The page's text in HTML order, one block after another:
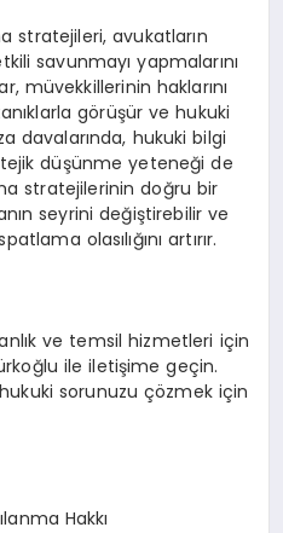
stratejileri, avukatların
savunmayı yapmalarını
müvekkillerinin haklarını
görüşür ve hukuki
davalarında, hukuki bilgi
düşünme yeteneği de
stratejilerinin doğru bir
seyrini değiştirebilir ve
olasılığını artırır.
ve temsil hizmetleri için
ile iletişime geçin.
sorunuzu çözmek için
Hakkı